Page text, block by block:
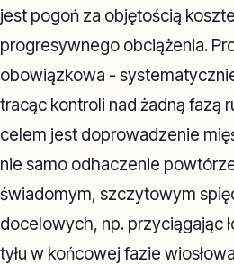
jest pogoń za objętością
progresywnego obciążenia.
obowiązkowa -
tracąc kontroli nad żadną fazą
celem jest doprowadzenie
nie samo odhaczenie
świadomym, szczytowym
docelowych, np. przyciągając
tyłu w końcowej fazie